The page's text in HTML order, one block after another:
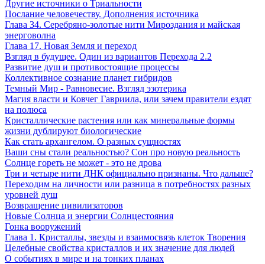
Другие источники о Триальности
Послание человечеству. Дополнения источника
Глава 34. Серебряно-золотые нити Мироздания и майская
энерговолна
Глава 17. Новая Земля и переход
Взгляд в будущее. Один из вариантов Перехода 2.2
Развитие душ и противостоящие процессы
Коллективное сознание планет гибридов
Темный Мир - Равновесие. Взгляд эзотерика
Магия власти и Ковчег Гавриила, или зачем правители ездят
на полюса
Кристаллические растения или как минеральные формы
жизни дублируют биологические
Как стать архангелом. О разных сущностях
Ваши сны стали реальностью? Сон про новую реальность
Солнце гореть не может - это не дрова
Три и четыре нити ДНК официально признаны. Что дальше?
Переходим на личности или разница в потребностях разных
уровней душ
Возвращение цивилизаторов
Новые Солнца и энергии Солнцестояния
Гонка вооружений
Глава 1. Кристаллы, звезды и взаимосвязь клеток Творения
Целебные свойства кристаллов и их значение для людей
О событиях в мире и на тонких планах